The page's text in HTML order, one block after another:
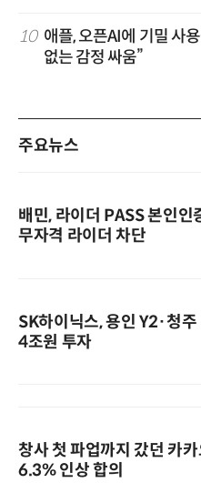
10 애플, 오픈AI에 기밀 사
없는 감정 싸움”
주요뉴스
배민, 라이더 PASS 본인
무자격 라이더 차단
SK하이닉스, 용인 Y2·청
4조원 투자
창사 첫 파업까지 갔던 카
6.3% 인상 합의